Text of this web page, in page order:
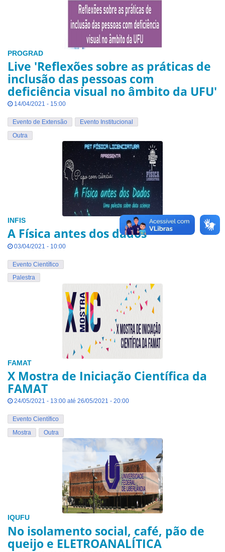
PROGRAD
Live 'Reflexões sobre as práticas de
inclusão das pessoas com
deficiência visual no âmbito da UFU'
14/04/2021 - 15:00
Evento de Extensão
Evento Institucional
Outra
INFIS
A Física antes dos dados
03/04/2021 - 10:00
Evento Científico
Palestra
FAMAT
X Mostra de Iniciação Científica da
FAMAT
24/05/2021 - 13:00 até 26/05/2021 - 20:00
Evento Científico
Mostra
Outra
IQUFU
No isolamento social, café, pão de
queijo e ELETROANALÍTICA